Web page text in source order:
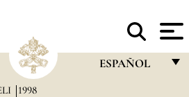
ESPAÑOL
1998